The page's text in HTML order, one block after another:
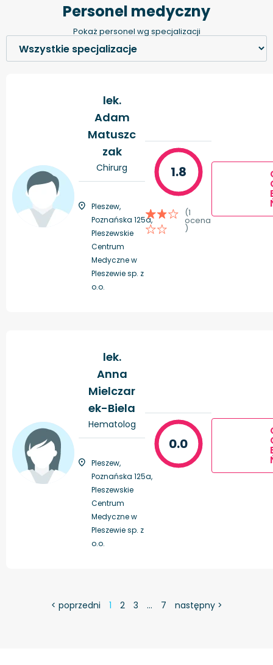
Personel medyczny
Pokaż personel wg specjalizacji
lek.
Adam
Matuszc
zak
Chirurg
Pleszew,
Poznańska 125a,
Pleszewskie
Centrum
Medyczne w
Pleszewie sp. z
o.o.
1.8
(1
ocena
)
lek.
Anna
Mielczar
ek-Biela
Hematolog
Pleszew,
Poznańska 125a,
Pleszewskie
Centrum
Medyczne w
Pleszewie sp. z
o.o.
0.0
< poprzedni 1 2 3 … 7 następny >